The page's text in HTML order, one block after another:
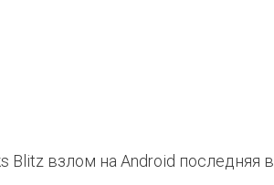
Blitz взлом на Android последняя